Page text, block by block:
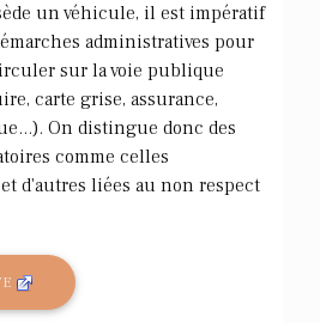
un véhicule, il est impératif
administratives pour
sur la voie publique
carte grise, assurance,
On distingue donc des
comme celles
d'autres liées au non respect